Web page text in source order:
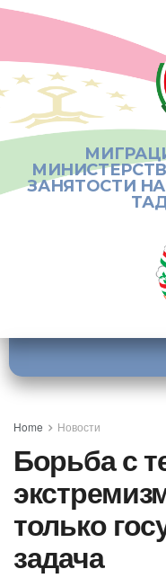
ЗАНЯТОСТИ
Home Новости
Борьба с
только
задача